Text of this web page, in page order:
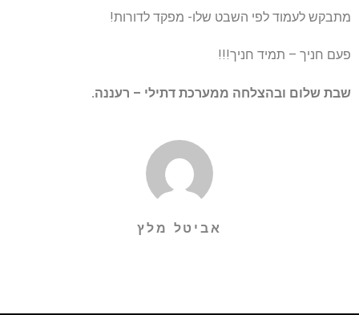
מתבקש לעמוד לפי השבט שלו- מפקד לדורות!
פעם חניך – תמיד חניך!!!
שבת שלום ובהצלחה ממערכת דתילי – רעננה.
אביטל מלץ